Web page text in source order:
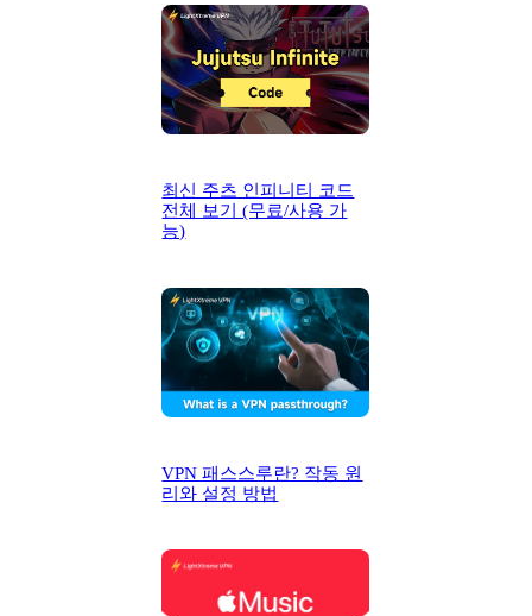
최신 주츠 인피니티 코드
전체 보기 (무료/사용 가
능)
VPN 패스스루란? 작동 원
리와 설정 방법